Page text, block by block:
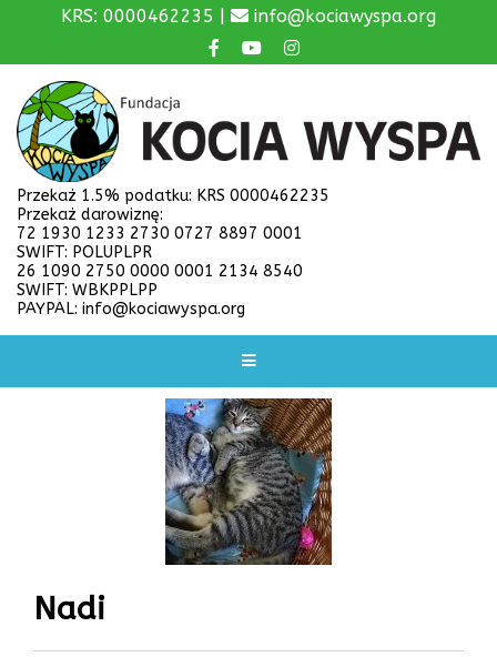
KRS: 0000462235 | info@kociawyspa.org
Przekaż 1.5% podatku: KRS 0000462235
Przekaż darowiznę:
72 1930 1233 2730 0727 8897 0001
SWIFT: POLUPLPR
26 1090 2750 0000 0001 2134 8540
SWIFT: WBKPPLPP
PAYPAL: info@kociawyspa.org
Nadi